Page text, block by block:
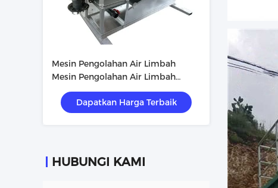
Mesin Pengolahan Air Limbah
Mesin Pengolahan Air Limbah
Mesin Pengolahan Air Limbah
Mesin Pengolahan Air Limbah
Mesin Pengolahan Air Limbah
Mesin Pengolahan Air Limbah
Mesin Pengolahan Air Limbah
Dapatkan Harga Terbaik
HUBUNGI KAMI